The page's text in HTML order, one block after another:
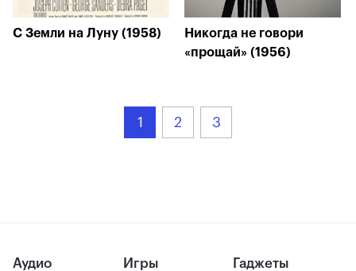
С Земли на Луну (1958)
Никогда не говори
«прощай» (1956)
1 2 3
Аудио Игры Гаджеты